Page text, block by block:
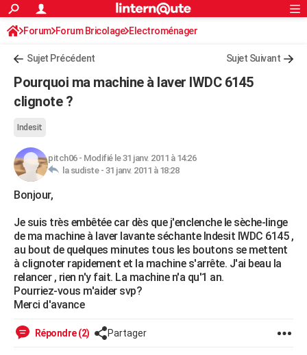
ACTUALITÉS
Politique
Société
Faits Divers
Education
Monde
Villes
+
Programme TV
Streaming
Cinéma
Sorties cinéma
Musique
FINANCE
Retraite
Impôts
Epargne
Immobilier
Risques naturels par ville
Banque
Assurance
Crédit
AUTO
Essais
Réserver un essai
Citadines
Berlines
SUV
Forum auto
HIGH-TECH
Mobiles
Meilleur smartphone
Internet
Ordinateurs
Jeux vidéo
Guide high-tech
BRICOLAGE
Guides de France
Escapades
Patrimoine
Expositions
Musées
Week-end nature
+LIFESTYLE
Art de vivre
Bien-être
Loisirs
Mode
Modes de vie
SANTE
Alimentation
Guide de la santé
Maladies
Médicaments
Sommeil
VOYAGE
PHOTO
S'inscrire
Connexion
Forum Forum Bricolage Electroménager
Sujet Précédent Sujet Suivant
Pourquoi ma machine à laver IWDC 6145
clignote ?
Indesit
pitch06- Modifié le 31 janv. 2011 à 14:26
la sudiste - 31 janv. 2011 à 18:28
Bonjour,
Je suis très embêtée car dès que j'enclenche le sèche-linge
de ma machine à laver lavante séchante Indesit IWDC 6145 ,
au bout de quelques minutes tous les boutons se mettent
à clignoter rapidement et la machine s'arrête. J'ai beau la
relancer , rien n'y fait. La machine n'a qu'1 an.
Pourriez-vous m'aider svp?
Merci d'avance
Répondre (2) Partager